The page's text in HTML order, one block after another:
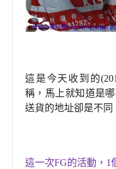
這是今天收到的
稱，馬上就知道是
送貨的地址卻是不同
這一次FG的活動 ， 1